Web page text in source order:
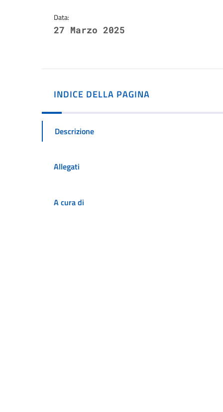
Data:
27 Marzo 2025
INDICE DELLA PAGINA
Descrizione
Allegati
A cura di